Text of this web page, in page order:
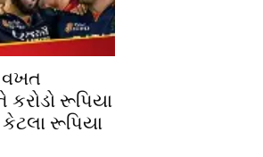
વખત
રૂપિયા
રૂપિયા